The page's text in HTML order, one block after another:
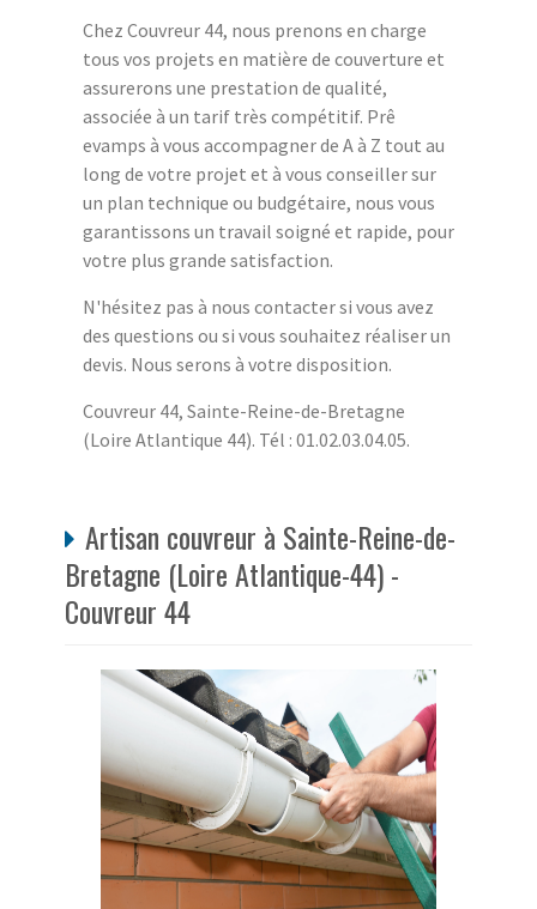
Chez Couvreur 44, nous prenons en charge
tous vos projets en matière de couverture et
assurerons une prestation de qualité,
associée à un tarif très compétitif. Prê
evamps à vous accompagner de A à Z tout au
long de votre projet et à vous conseiller sur
un plan technique ou budgétaire, nous vous
garantissons un travail soigné et rapide, pour
votre plus grande satisfaction.
N'hésitez pas à nous contacter si vous avez
des questions ou si vous souhaitez réaliser un
devis. Nous serons à votre disposition.
Couvreur 44, Sainte-Reine-de-Bretagne
(Loire Atlantique 44). Tél : 01.02.03.04.05.
Artisan couvreur à Sainte-Reine-de-
Bretagne (Loire Atlantique-44) -
Couvreur 44